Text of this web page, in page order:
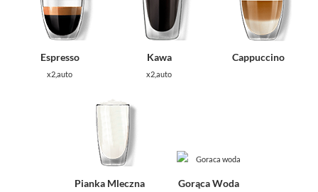
Espresso
x2,auto
Kawa
x2,auto
Cappuccino
Pianka Mleczna Gorąca Woda